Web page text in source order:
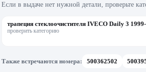
Если в выдаче нет нужной детали, проверьте
трапеция стеклоочистителя IVECO Daily 3
проверить категорию
Также встречаются номера: 500362502